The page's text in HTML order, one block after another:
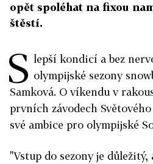
opět spoléhat na fixou
štěstí.
S lepší kondicí a bez
olympijské sezony
Samková. O víkendu v
prvních závodech
své ambice pro olympijské
"Vstup do sezony je